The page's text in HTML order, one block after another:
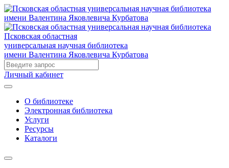
Псковская областная
универсальная научная библиотека
имени Валентина Яковлевича Курбатова
Личный кабинет
О библиотеке
Электронная библиотека
Услуги
Ресурсы
Каталоги